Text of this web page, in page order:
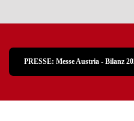
PRESSE: Messe Austria - Bilanz